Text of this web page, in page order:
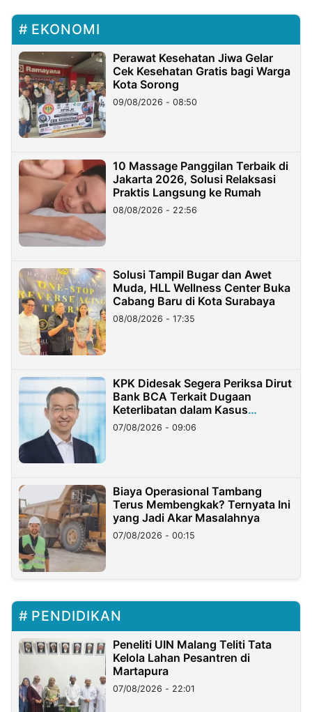
EKONOMI
Perawat Kesehatan Jiwa Gelar
Cek Kesehatan Gratis bagi Warga
Kota Sorong
09/08/2026 - 08:50
10 Massage Panggilan Terbaik di
Jakarta 2026, Solusi Relaksasi
Praktis Langsung ke Rumah
08/08/2026 - 22:56
Solusi Tampil Bugar dan Awet
Muda, HLL Wellness Center Buka
Cabang Baru di Kota Surabaya
08/08/2026 - 17:35
KPK Didesak Segera Periksa Dirut
Bank BCA Terkait Dugaan
Keterlibatan dalam Kasus
Hilangnya Dana Nasabah Rp2,58
Miliar
07/08/2026 - 09:06
Biaya Operasional Tambang
Terus Membengkak? Ternyata Ini
yang Jadi Akar Masalahnya
07/08/2026 - 00:15
PENDIDIKAN
Peneliti UIN Malang Teliti Tata
Kelola Lahan Pesantren di
Martapura
07/08/2026 - 22:01